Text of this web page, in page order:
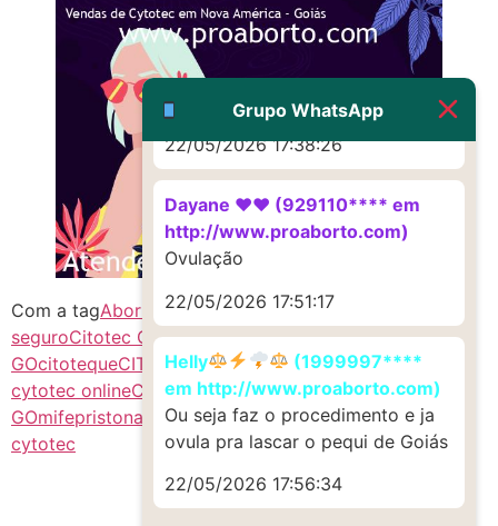
Com a tagAbortivoaborto no brasilaborto
seguroCitotec GOCitotecCytotec
GOcitotequeCITOTEQUE GOcomo abortarcomprar
cytotec onlineCyt0t3Ccytotec GOCytotecCitotec
GOmifepristona e misoprostol misoprostolpreço do
cytotec
Grupo WhatsApp
G (1199866**** em
http://www.proaborto.com)
Muito obrigadaaaaa
22/05/2026 17:38:26
Dayane ♥️♥️ (929110**** em
http://www.proaborto.com)
Ovulação
22/05/2026 17:51:17
Helly
(1999997****
em http://www.proaborto.com)
Ou seja faz o procedimento e ja
ovula pra lascar o pequi de Goiás
22/05/2026 17:56:34